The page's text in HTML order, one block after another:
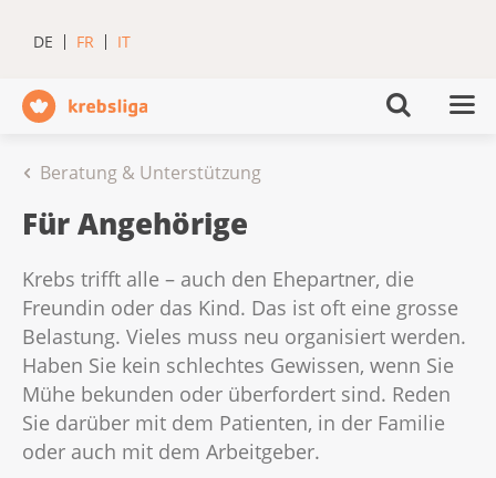
DE FR IT
Beratung & Unterstützung
Für Angehörige
Krebs trifft alle – auch den Ehepartner, die
Freundin oder das Kind. Das ist oft eine grosse
Belastung. Vieles muss neu organisiert werden.
Haben Sie kein schlechtes Gewissen, wenn Sie
Mühe bekunden oder überfordert sind. Reden
Sie darüber mit dem Patienten, in der Familie
oder auch mit dem Arbeitgeber.